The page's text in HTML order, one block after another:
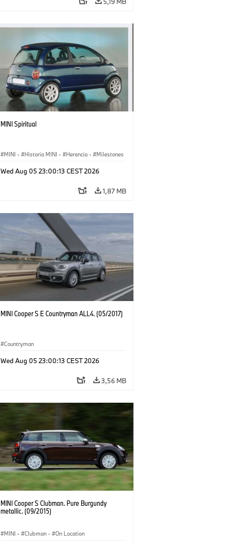
MINI Spiritual
MINI · Historia MINI · Herencia · Milestones
Wed Aug 05 23:00:13 CEST 2026
1,87 MB
MINI Cooper S E Countryman ALL4. (05/2017)
Countryman
Wed Aug 05 23:00:13 CEST 2026
3,56 MB
MINI Cooper S Clubman. Pure Burgundy
metallic. (09/2015)
MINI · Clubman · On Location